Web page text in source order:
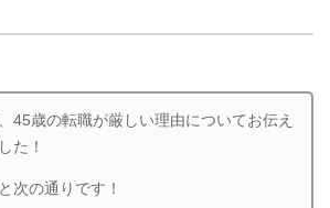
45歳の転職が厳しい理由についてお伝え
た！
次の通りです！